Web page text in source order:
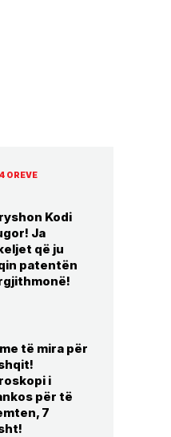
OREVE
Kodi
Ja
që ju
patentën
të mira për
i
për të
7